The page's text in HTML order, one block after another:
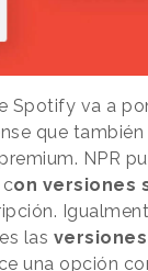
Spotify va a
que
NPR
con versiones
las
una opción